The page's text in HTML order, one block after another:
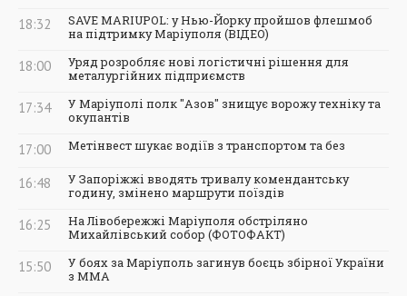
18:32
SAVE MARIUPOL: у Нью-Йорку пройшов флешмоб
на підтримку Маріуполя (ВІДЕО)
18:00
Уряд розробляє нові логістичні рішення для
металургійних підприємств
17:34
У Маріуполі полк "Азов" знищує ворожу техніку та
окупантів
17:00 Метінвест шукає водіїв з транспортом та без
16:48
У Запоріжжі вводять тривалу комендантську
годину, змінено маршрути поїздів
16:25
На Лівобережжі Маріуполя обстріляно
Михайлівський собор (ФОТОФАКТ)
15:50
У боях за Маріуполь загинув боєць збірної України
з ММА